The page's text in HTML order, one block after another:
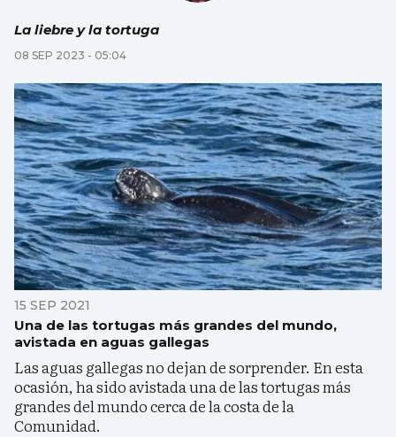
La liebre y la tortuga
08 SEP 2023 - 05:04
15 SEP 2021
Una de las tortugas más grandes del mundo,
avistada en aguas gallegas
Las aguas gallegas no dejan de sorprender. En esta
ocasión, ha sido avistada una de las tortugas más
grandes del mundo cerca de la costa de la
Comunidad.